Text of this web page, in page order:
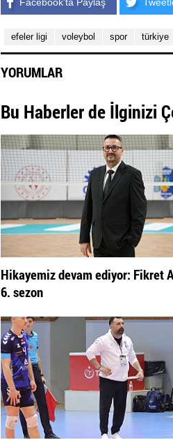
efeler ligi voleybol spor türkiye
YORUMLAR
Bu Haberler de İlginizi
Hikayemiz devam ediyor: Fikret
6. sezon